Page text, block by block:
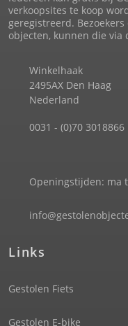
verkoopsites te koop
geregistreerd.
objecten, kunnen die via
Winkelhaak
2495AX Den Haag
Nederland
0031 - (0)70 3018866
Openingstijden: ma
Links
Gestolen Fiets
Gestolen E-bike